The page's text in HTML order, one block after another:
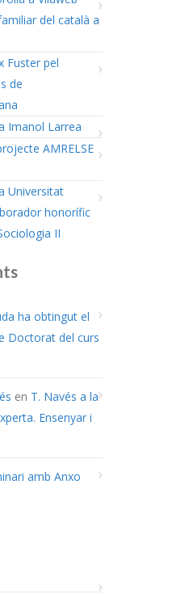
del català a
Fuster pel
de
Imanol Larrea
AMRELSE
Universitat
honorífic
II
ha obtingut el
Doctorat del curs
en T. Navés a la
Ensenyar i
amb Anxo